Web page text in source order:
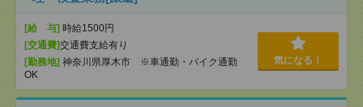
[給 与] 時給1500円
[交通費]交通費支給有り
[勤務地] 神奈川県厚木市 ※車通勤・バイク通勤
OK
気になる！